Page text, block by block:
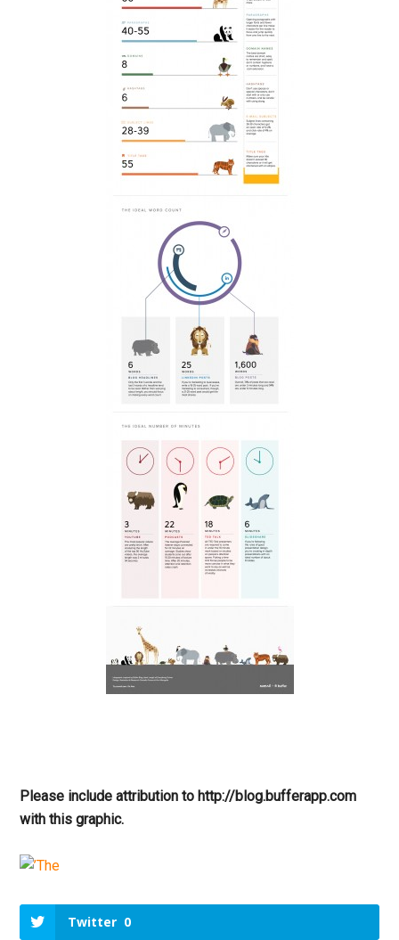
Please include attribution to http://blog.bufferapp.com
with this graphic.
Twitter 0